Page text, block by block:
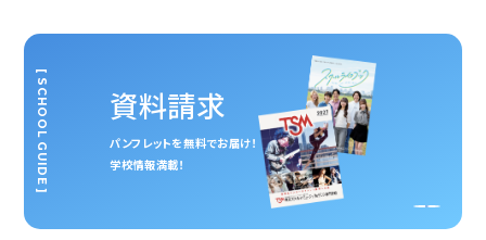
資料請求
パンフレットを無料でお届け！
学校情報満載！
[ SCHOOL GUIDE ]